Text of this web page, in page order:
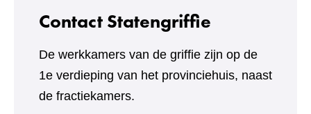
Contact Statengriffie
De werkkamers van de griffie zijn op de
1e verdieping van het provinciehuis, naast
de fractiekamers.